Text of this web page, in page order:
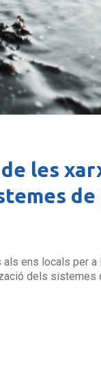
les
ens locals per a
dels sistemes